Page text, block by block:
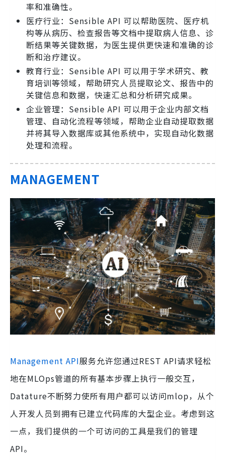
率和准确性。
医疗行业：Sensible API 可以帮助医院、医疗机
构等从病历、检查报告等文档中提取病人信息、诊
断结果等关键数据，为医生提供更快速和准确的诊
断和治疗建议。
教育行业：Sensible API 可以用于学术研究、教
育培训等领域，帮助研究人员提取论文、报告中的
关键信息和数据，快速汇总和分析研究成果。
企业管理：Sensible API 可以用于企业内部文档
管理、自动化流程等领域，帮助企业自动提取数据
并将其导入数据库或其他系统中，实现自动化数据
处理和流程。
MANAGEMENT
Management API服务允许您通过REST API请求轻松
地在MLOps管道的所有基本步骤上执行一般交互，
Datature不断努力使所有用户都可以访问mlop，从个
人开发人员到拥有已建立代码库的大型企业。考虑到这
一点，我们提供的一个可访问的工具是我们的管理
API。